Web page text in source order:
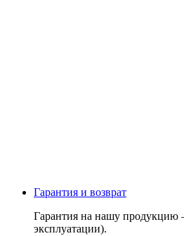
Гарантия и возврат
Гарантия на нашу продукцию
эксплуатации).